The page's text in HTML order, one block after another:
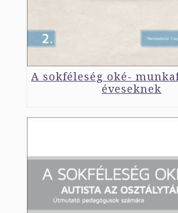
A sokféleség oké-
éveseknek